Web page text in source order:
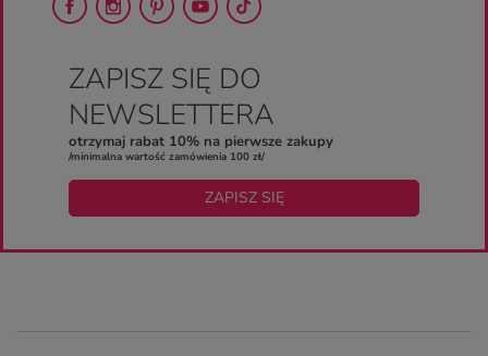
ZAPISZ SIĘ DO
NEWSLETTERA
otrzymaj rabat 10% na pierwsze zakupy
/minimalna wartość zamówienia 100 zł/
ZAPISZ SIĘ